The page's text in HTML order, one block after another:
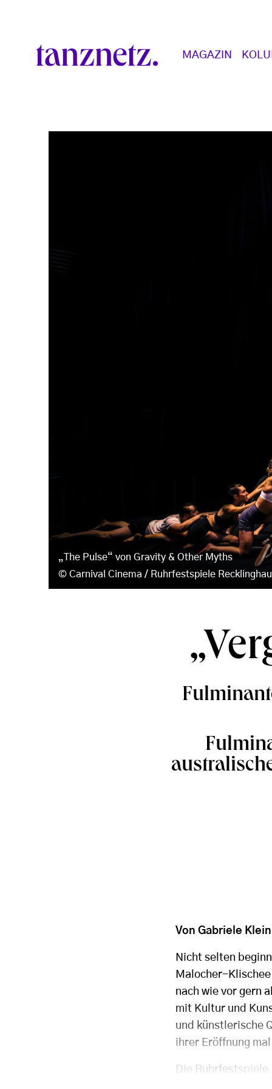
Main navigation
MAGAZIN
„The Pulse“ von Gravity & Other Myths
Carnival Cinema / Ruhrfestspiele
Von Gabriele Klein
Nicht selten
Malocher-
nach wie vor gern
mit Kultur und
und künstlerische
ihrer Eröffnung
Die Ruhrfestspiele